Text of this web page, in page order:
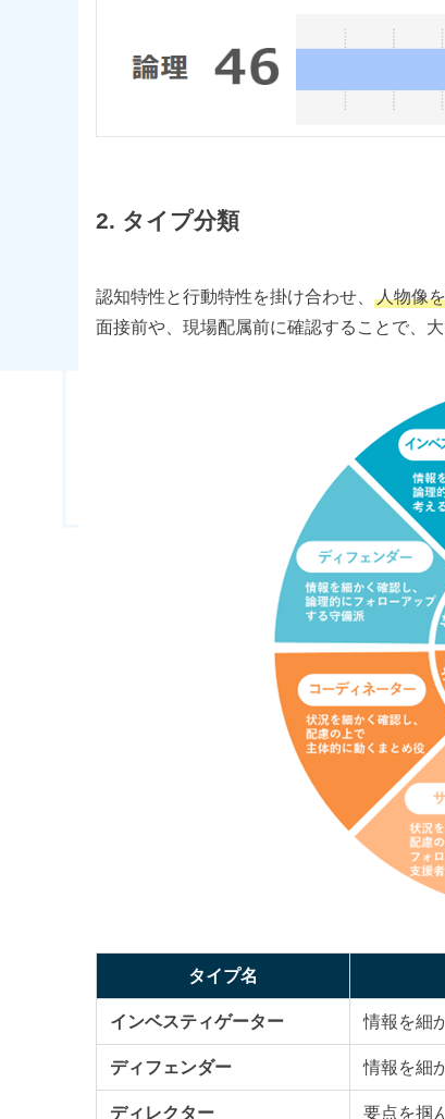
2. タイプ分類
認知特性と行動特性を掛け合わせ、 人物像
面接前や、現場配属前に確認することで、
タイプ名
インベスティゲーター 情報を細
ディフェンダー 情報を細
ディレクター 要点を掴